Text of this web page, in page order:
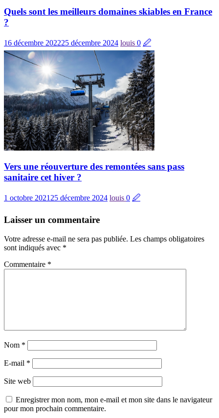
Quels sont les meilleurs domaines skiables en France
?
16 décembre 202225 décembre 2024 louis 0 🖉
Vers une réouverture des remontées sans pass
sanitaire cet hiver ?
1 octobre 2021 25 décembre 2024 louis 0 🖉
Laisser un commentaire
Votre adresse e-mail ne sera pas publiée. Les champs obligatoires
sont indiqués avec *
Commentaire *
Nom *
E-mail *
Site web
Enregistrer mon nom, mon e-mail et mon site dans le navigateur
pour mon prochain commentaire.